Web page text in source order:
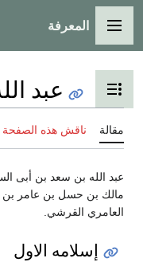
القائمة الرئيسية
المعرفة
تبديل عرض جدول
عبد
مقالة ناقش هذه الصفحة
عبد الله بن سعد بن أبى
مالك بن حسل بن عامر بن
العامري القرشي.
إسلامه الاول